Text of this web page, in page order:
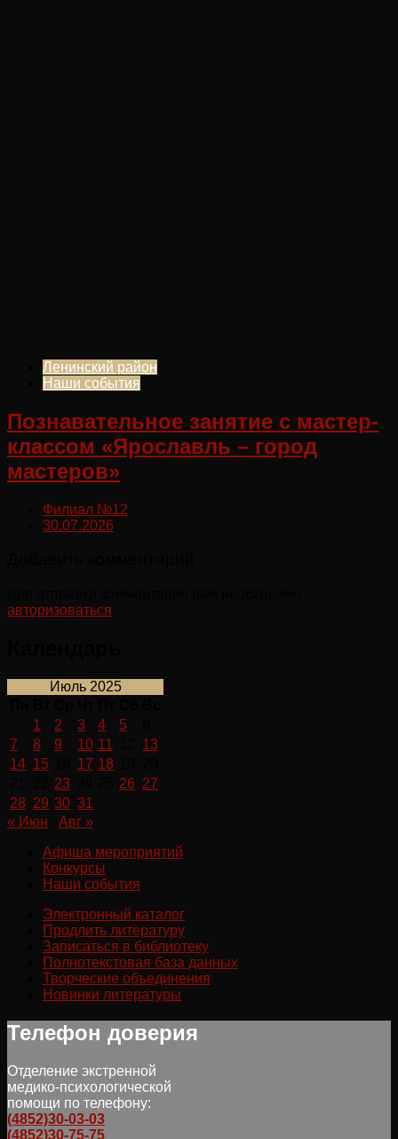
Ленинский район
Наши события
Познавательное занятие с мастер-
классом «Ярославль – город
мастеров»
Филиал №12
30.07.2026
авторизоваться
Июль 2025
1
2 3 4 5
7
8 9 10 11
13
14 15 17 18
23 26 27
28 29 30 31
« Июн
Авг »
Афиша мероприятий
Конкурсы
Наши события
Электронный каталог
Продлить литературу
Записаться в библиотеку
Полнотекстовая база данных
Творческие объединения
Новинки литературы
Телефон доверия
Отделение экстренной
медико-психологической
помощи по телефону:
(4852)30-03-03
(4852)30-75-75